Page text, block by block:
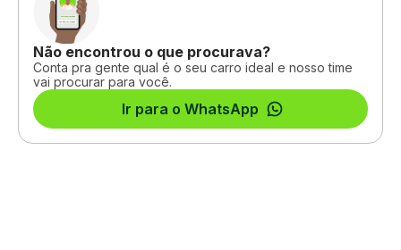
Não encontrou o que procurava?
Conta pra gente qual é o seu carro ideal e nosso time
vai procurar para você.
Ir para o WhatsApp